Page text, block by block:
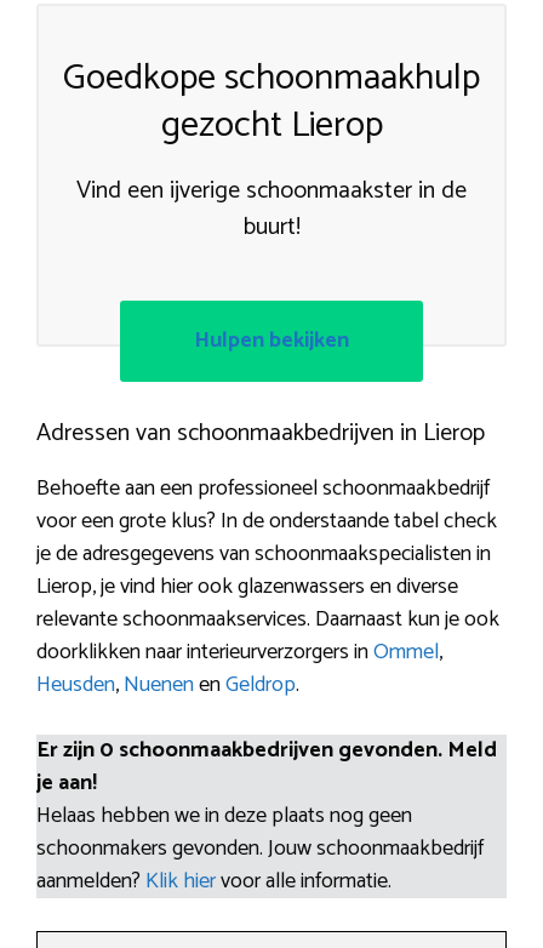
Goedkope schoonmaakhulp
gezocht Lierop
Vind een ijverige schoonmaakster in de
buurt!
Hulpen bekijken
Adressen van schoonmaakbedrijven in Lierop
Behoefte aan een professioneel schoonmaakbedrijf
voor een grote klus? In de onderstaande tabel check
je de adresgegevens van schoonmaakspecialisten in
Lierop, je vind hier ook glazenwassers en diverse
relevante schoonmaakservices. Daarnaast kun je ook
doorklikken naar interieurverzorgers inOmmel,
Heusden,NuenenenGeldrop.
Er zijn 0 schoonmaakbedrijven gevonden. Meld
je aan!
Helaas hebben we in deze plaats nog geen
schoonmakers gevonden. Jouw schoonmaakbedrijf
aanmelden? Klik hiervoor alle informatie.